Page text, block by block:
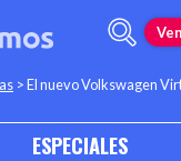
>El nuevo Volkswagen
ESPECIALES